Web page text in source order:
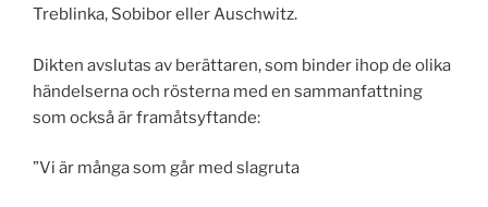
Treblinka, Sobibor eller Auschwitz.
Dikten avslutas av berättaren, som binder ihop de olika
händelserna och rösterna med en sammanfattning
som också är framåtsyftande:
”Vi är många som går med slagruta